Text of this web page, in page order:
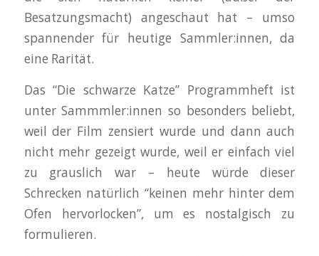
Besatzungsmacht) angeschaut hat – umso
spannender für heutige Sammler:innen, da
eine Rarität.
Das “Die schwarze Katze” Programmheft ist
unter Sammmler:innen so besonders beliebt,
weil der Film zensiert wurde und dann auch
nicht mehr gezeigt wurde, weil er einfach viel
zu grauslich war – heute würde dieser
Schrecken natürlich “keinen mehr hinter dem
Ofen hervorlocken”, um es nostalgisch zu
formulieren.